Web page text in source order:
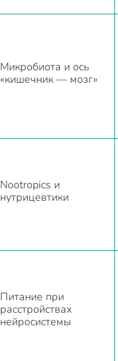
Микробиота и ось
«кишечник — мозг»
Nootropics и
нутрицевтики
Питание при
расстройствах
нейросистемы